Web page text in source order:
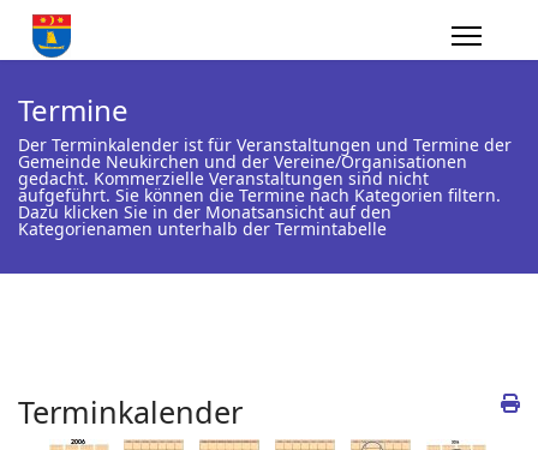
Termine
Der Terminkalender ist für Veranstaltungen und Termine der
Gemeinde Neukirchen und der Vereine/Organisationen
gedacht. Kommerzielle Veranstaltungen sind nicht
aufgeführt. Sie können die Termine nach Kategorien filtern.
Dazu klicken Sie in der Monatsansicht auf den
Kategorienamen unterhalb der Termintabelle
Terminkalender